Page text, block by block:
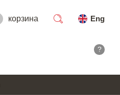
корзина
Eng
?